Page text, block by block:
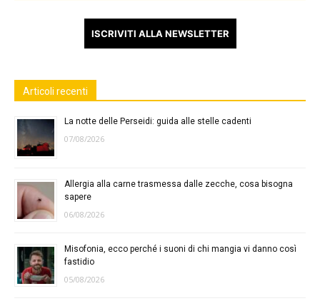
ISCRIVITI ALLA NEWSLETTER
Articoli recenti
La notte delle Perseidi: guida alle stelle cadenti
07/08/2026
Allergia alla carne trasmessa dalle zecche, cosa bisogna
sapere
06/08/2026
Misofonia, ecco perché i suoni di chi mangia vi danno così
fastidio
05/08/2026